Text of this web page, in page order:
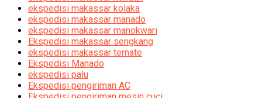
ekspedisi makassar kolaka
ekspedisi makassar manado
ekspedisi makassar manokwari
Ekspedisi makassar sengkang
ekspedisi makassar ternate
Ekspedisi Manado
ekspedisi palu
Ekspedisi pengiriman AC